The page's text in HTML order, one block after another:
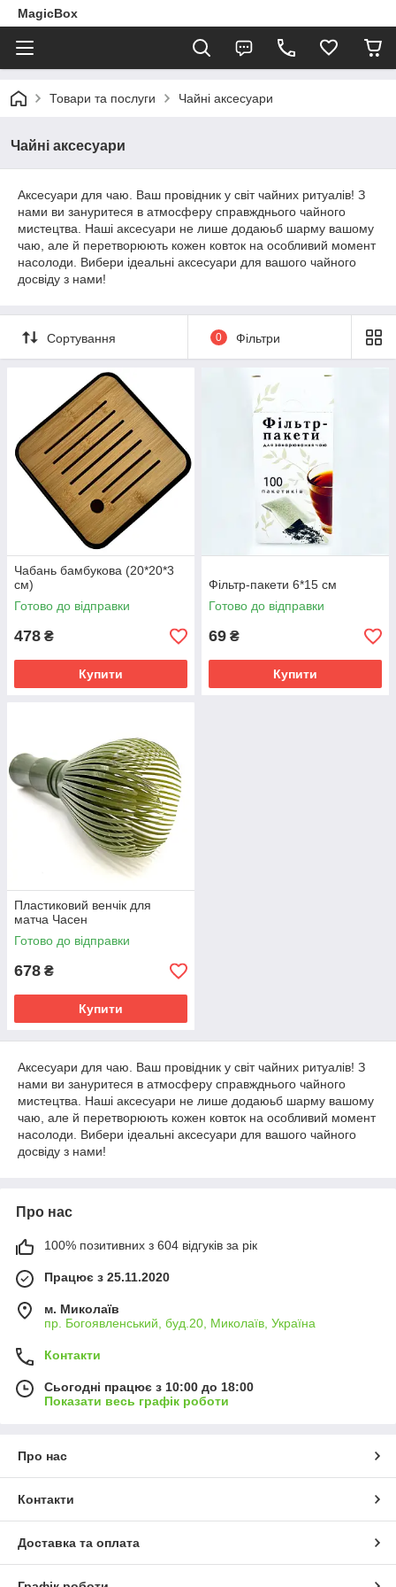
MagicBox
Товари та послуги Чайні аксесуари
Чайні аксесуари
Аксесуари для чаю. Ваш провідник у світ чайних ритуалів! З
нами ви зануритеся в атмосферу справжднього чайного
мистецтва. Наші аксесуари не лише додаюьб шарму вашому
чаю, але й перетворюють кожен ковток на особливий момент
насолоди. Вибери ідеальні аксесуари для вашого чайного
досвіду з нами!
Сортування 0 Фільтри
Чабань бамбукова (20*20*3
см)
Готово до відправки
478 ₴
Купити
Фільтр-пакети 6*15 см
Готово до відправки
69 ₴
Купити
Пластиковий венчік для
матча Часен
Готово до відправки
678 ₴
Купити
Аксесуари для чаю. Ваш провідник у світ чайних ритуалів! З
нами ви зануритеся в атмосферу справжднього чайного
мистецтва. Наші аксесуари не лише додаюьб шарму вашому
чаю, але й перетворюють кожен ковток на особливий момент
насолоди. Вибери ідеальні аксесуари для вашого чайного
досвіду з нами!
Про нас
100% позитивних з 604 відгуків за рік
Працює з 25.11.2020
м. Миколаїв
пр. Богоявленський, буд.20, Миколаїв, Україна
Контакти
Сьогодні працює з 10:00 до 18:00
Показати весь графік роботи
Про нас
Контакти
Доставка та оплата